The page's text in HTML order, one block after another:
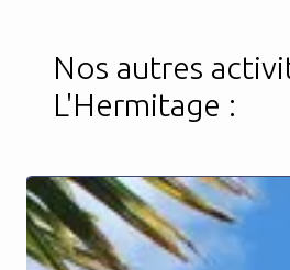
Nos autres
L'Hermitage :